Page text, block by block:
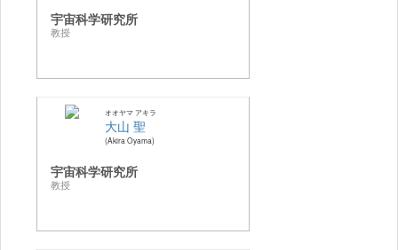
宇宙科学研究所
教授
オオヤマ アキラ
大山 聖
Akira Oyama
宇宙科学研究所
教授